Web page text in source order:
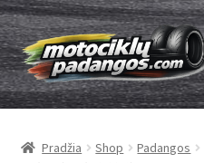
Pereiti
prie
meniu
Pereiti
prie
turinio
Padangos
Kameros
Pradžia Shop Padangos